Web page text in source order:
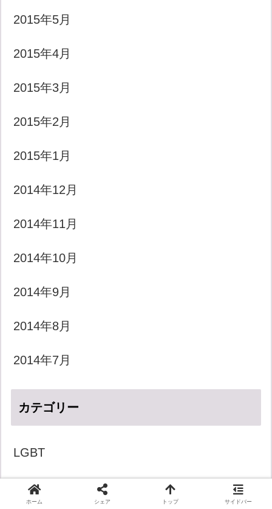
2015年5月
2015年4月
2015年3月
2015年2月
2015年1月
2014年12月
2014年11月
2014年10月
2014年9月
2014年8月
2014年7月
カテゴリー
LGBT
『象にささやく男』
ホーム シェア トップ サイドバー